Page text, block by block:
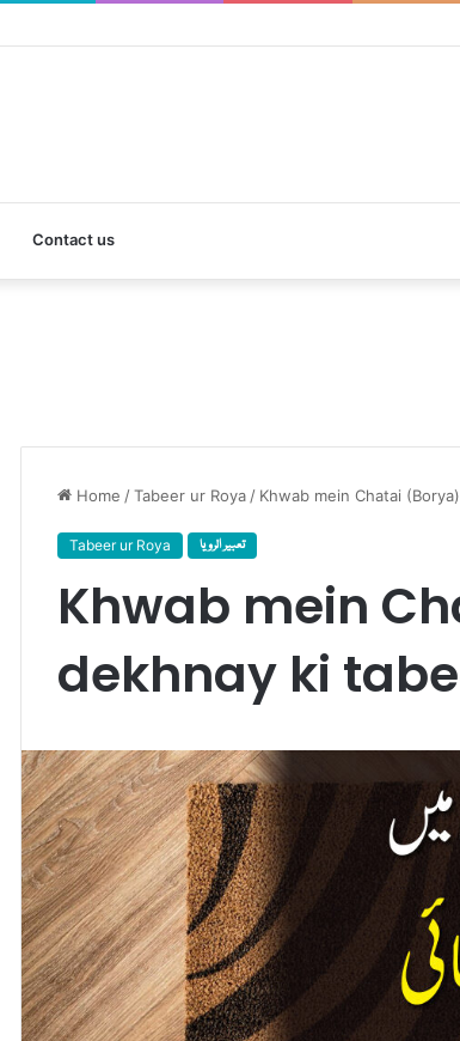
Contact us
Home /Tabeer ur Roya / Khwab mein Chatai
Tabeer ur Roya تعبیر الرویا
Khwab mein
dekhnay ki